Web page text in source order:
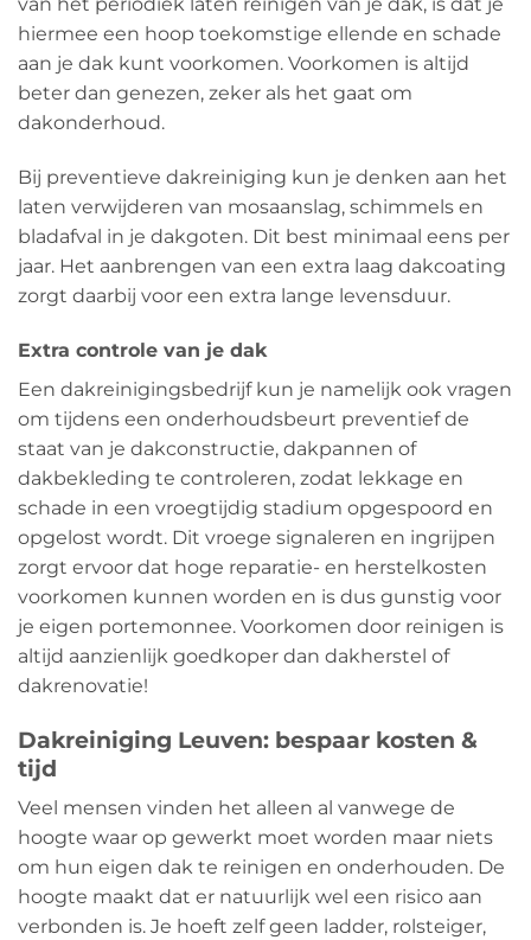
hiermee een hoop toekomstige ellende en schade
aan je dak kunt voorkomen. Voorkomen is altijd
beter dan genezen, zeker als het gaat om
dakonderhoud.
Bij preventieve dakreiniging kun je denken aan het
laten verwijderen van mosaanslag, schimmels en
bladafval in je dakgoten. Dit best minimaal eens per
jaar. Het aanbrengen van een extra laag dakcoating
zorgt daarbij voor een extra lange levensduur.
Extra controle van je dak
Een dakreinigingsbedrijf kun je namelijk ook vragen
om tijdens een onderhoudsbeurt preventief de
staat van je dakconstructie, dakpannen of
dakbekleding te controleren, zodat lekkage en
schade in een vroegtijdig stadium opgespoord en
opgelost wordt. Dit vroege signaleren en ingrijpen
zorgt ervoor dat hoge reparatie- en herstelkosten
voorkomen kunnen worden en is dus gunstig voor
je eigen portemonnee. Voorkomen door reinigen is
altijd aanzienlijk goedkoper dan dakherstel of
dakrenovatie!
Dakreiniging Leuven: bespaar kosten &
tijd
Veel mensen vinden het alleen al vanwege de
hoogte waar op gewerkt moet worden maar niets
om hun eigen dak te reinigen en onderhouden. De
hoogte maakt dat er natuurlijk wel een risico aan
verbonden is. Je hoeft zelf geen ladder, rolsteiger,